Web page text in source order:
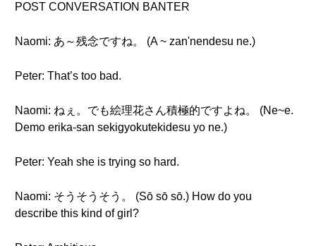
POST CONVERSATION BANTER
Naomi: あ～残念ですね。 (A ~ zan'nendesu ne.)
Peter: That’s too bad.
Naomi: ねぇ。でも絵理花さん積極的ですよね。 (Ne~e.
Demo erika-san sekigyokutekidesu yo ne.)
Peter: Yeah she is trying so hard.
Naomi: そうそうそう。 (Sō sō sō.) How do you
describe this kind of girl?